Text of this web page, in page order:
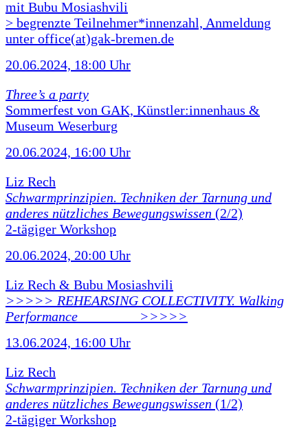
mit Bubu Mosiashvili
> begrenzte Teilnehmer*innenzahl, Anmeldung
unter office(at)gak-bremen.de
20.06.2024, 18:00 Uhr
Three’s a party
Sommerfest von GAK, Künstler:innenhaus &
Museum Weserburg
20.06.2024, 16:00 Uhr
Liz Rech
Schwarmprinzipien. Techniken der Tarnung und
anderes nützliches Bewegungswissen (2/2)
2-tägiger Workshop
20.06.2024, 20:00 Uhr
Liz Rech & Bubu Mosiashvili
>>>>> REHEARSING COLLECTIVITY. Walking
Performance ________ >>>>>
13.06.2024, 16:00 Uhr
Liz Rech
Schwarmprinzipien. Techniken der Tarnung und
anderes nützliches Bewegungswissen (1/2)
2-tägiger Workshop